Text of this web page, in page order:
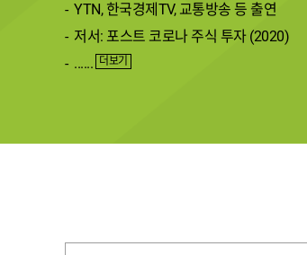
YTN,한국경제TV,교통방송등출연
저서:포스트코로나주식투자(2020)
...... 더보기